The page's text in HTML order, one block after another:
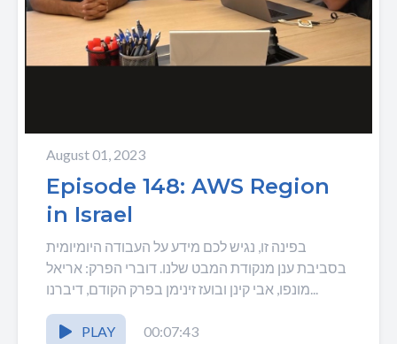
August 01, 2023
Episode 148: AWS Region
in Israel
בפינה זו, נגיש לכם מידע על העבודה היומיומית
בסביבת ענן מנקודת המבט שלנו. דוברי הפרק: אריאל
מונפו, אבי קינן ובועז זינימן בפרק הקודם, דיברנו...
PLAY 00:07:43